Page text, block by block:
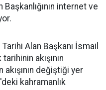
internet ve
Alan Başkanı İsmail
akışının
değiştiği yer
kahramanlık